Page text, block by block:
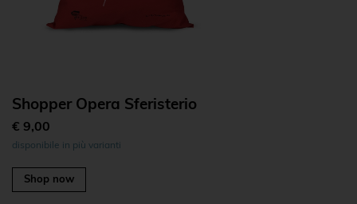
Shopper Opera Sferisterio
€ 9,00
disponibile in più varianti
Shop now